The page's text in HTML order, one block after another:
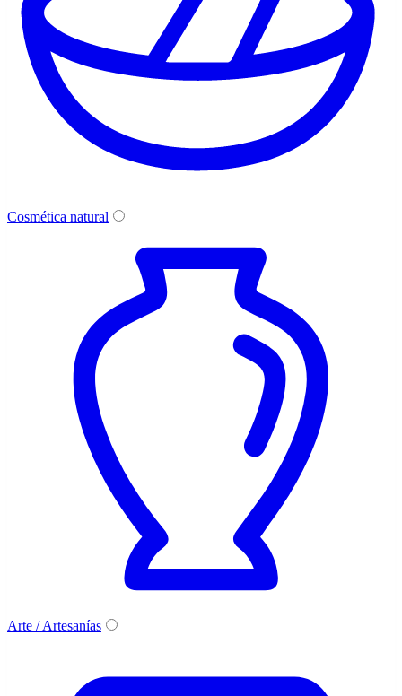
Cosmética natural
Arte / Artesanías